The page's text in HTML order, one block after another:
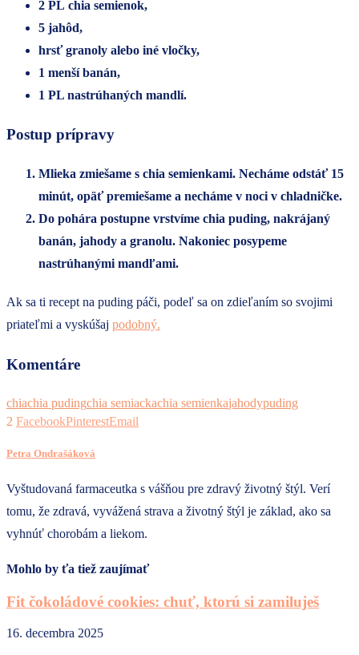
2 PL chia semienok,
5 jahôd,
hrsť granoly alebo iné vločky,
1 menší banán,
1 PL nastrúhaných mandlí.
Postup prípravy
Mlieka zmiešame s chia semienkami. Necháme odstáť 15
minút, opäť premiešame a necháme v noci v chladničke.
Do pohára postupne vrstvíme chia puding, nakrájaný
banán, jahody a granolu. Nakoniec posypeme
nastrúhanými mandľami.
Ak sa ti recept na puding páči, podeľ sa on zdieľaním so svojimi
priateľmi a vyskúšaj podobný.
Komentáre
chiachia pudingchia semiackachia semienkajahodypuding
2 FacebookPinterestEmail
Petra Ondrašáková
Vyštudovaná farmaceutka s vášňou pre zdravý životný štýl. Verí
tomu, že zdravá, vyvážená strava a životný štýl je základ, ako sa
vyhnúť chorobám a liekom.
Mohlo by ťa tiež zaujímať
Fit čokoládové cookies: chuť, ktorú si zamiluješ
16. decembra 2025